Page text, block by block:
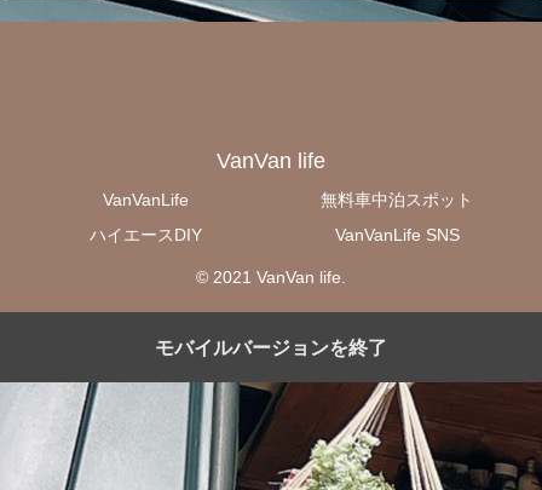
VanVan life
VanVanLife
無料車中泊スポット
ハイエースDIY
VanVanLife SNS
© 2021 VanVan life.
モバイルバージョンを終了